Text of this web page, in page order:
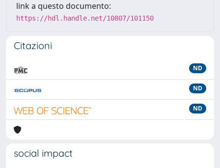
link a questo documento:
https://hdl.handle.net/10807/101150
Citazioni
ND
ND
ND
social impact